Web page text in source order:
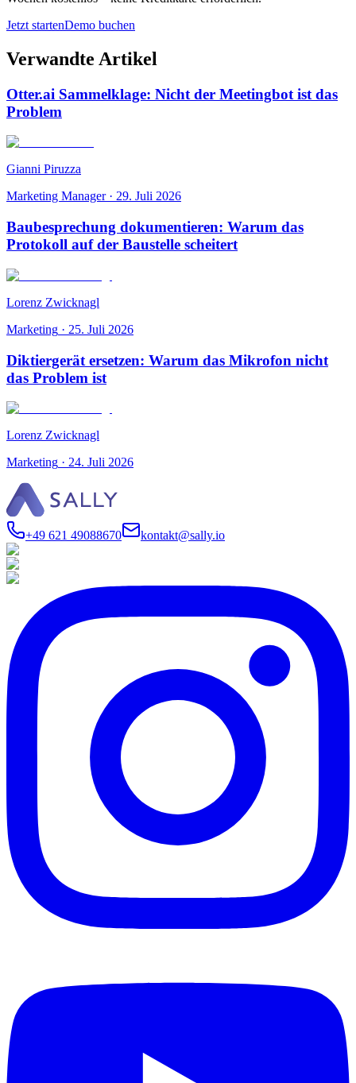
Jetzt startenDemo buchen
Verwandte Artikel
Otter.ai Sammelklage: Nicht der Meetingbot ist das
Problem
Gianni Piruzza
Marketing Manager· 29. Juli 2026
Baubesprechung dokumentieren: Warum das
Protokoll auf der Baustelle scheitert
Lorenz Zwicknagl
Marketing · 25. Juli 2026
Diktiergerät ersetzen: Warum das Mikrofon nicht
das Problem ist
Lorenz Zwicknagl
Marketing · 24. Juli 2026
+49 621 49088670 kontakt@sally.io